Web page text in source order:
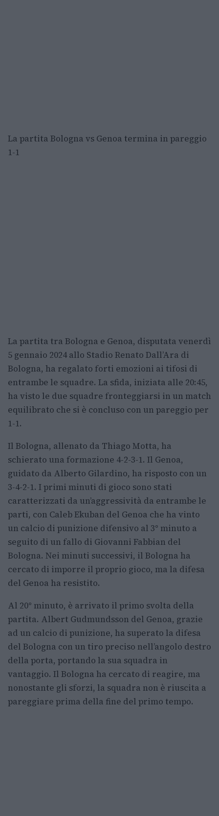
La partita Bologna vs Genoa termina in pareggio
1-1
La partita tra Bologna e Genoa, disputata venerdì
5 gennaio 2024 allo Stadio Renato Dall’Ara di
Bologna, ha regalato forti emozioni ai tifosi di
entrambe le squadre. La sfida, iniziata alle 20:45,
ha visto le due squadre fronteggiarsi in un match
equilibrato che si è concluso con un pareggio per
1-1.
Il Bologna, allenato da Thiago Motta, ha
schierato una formazione 4-2-3-1. Il Genoa,
guidato da Alberto Gilardino, ha risposto con un
3-4-2-1. I primi minuti di gioco sono stati
caratterizzati da un’aggressività da entrambe le
parti, con Caleb Ekuban del Genoa che ha vinto
un calcio di punizione difensivo al 3° minuto a
seguito di un fallo di Giovanni Fabbian del
Bologna. Nei minuti successivi, il Bologna ha
cercato di imporre il proprio gioco, ma la difesa
del Genoa ha resistito.
Al 20° minuto, è arrivato il primo svolta della
partita. Albert Gudmundsson del Genoa, grazie
ad un calcio di punizione, ha superato la difesa
del Bologna con un tiro preciso nell’angolo destro
della porta, portando la sua squadra in
vantaggio. Il Bologna ha cercato di reagire, ma
nonostante gli sforzi, la squadra non è riuscita a
pareggiare prima della fine del primo tempo.